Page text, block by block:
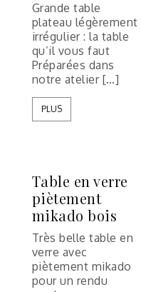
Grande table
plateau légèrement
irrégulier : la table
qu’il vous faut
Préparées dans
notre atelier […]
PLUS
Table en verre
piètement
mikado bois
Très belle table en
verre avec
piètement mikado
pour un rendu